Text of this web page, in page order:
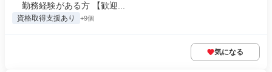
勤務経験がある方 【歓迎...
資格取得支援あり +9個
気になる